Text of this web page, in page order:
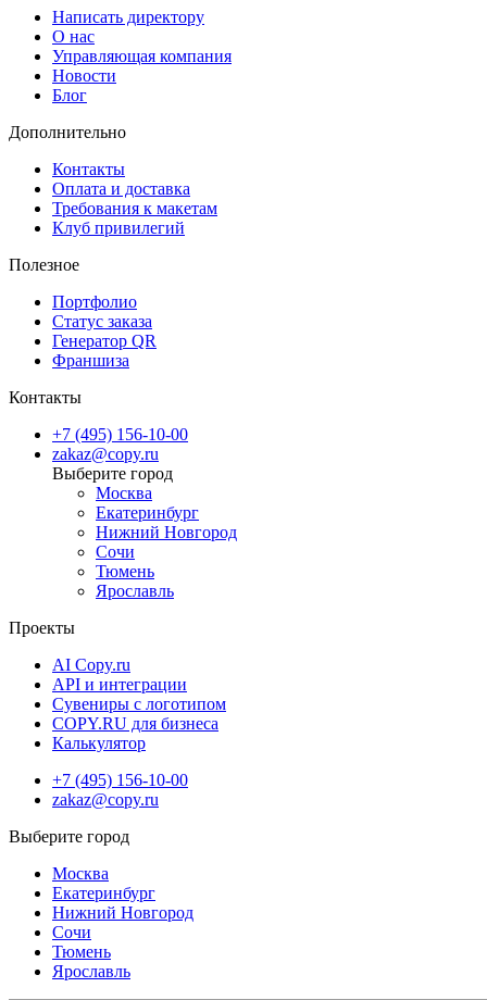
Написать директору
О нас
Управляющая компания
Новости
Блог
Дополнительно
Контакты
Оплата и доставка
Требования к макетам
Клуб привилегий
Полезное
Портфолио
Статус заказа
Генератор QR
Франшиза
Контакты
+7 (495) 156-10-00
zakaz@copy.ru
Москва
Екатеринбург
Нижний Новгород
Сочи
Тюмень
Ярославль
Проекты
AI Copy.ru
API и интеграции
Сувениры с логотипом
COPY.RU для бизнеса
Калькулятор
+7 (495) 156-10-00
zakaz@copy.ru
Москва
Екатеринбург
Нижний Новгород
Сочи
Тюмень
Ярославль